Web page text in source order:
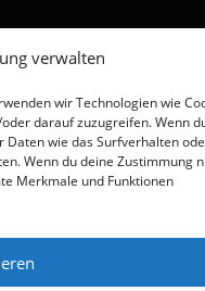
verwalten
wir Technologien wie
darauf zuzugreifen. Wenn
Daten wie das Surfverhalten
Wenn du deine Zustimmung
Merkmale und Funktionen
günstig direkt vom
FameThemes